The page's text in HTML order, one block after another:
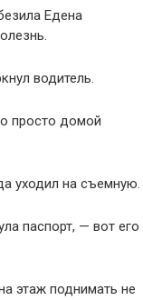
Едена
водитель.
просто домой
уходил на съемную.
паспорт, — вот его
этаж поднимать не